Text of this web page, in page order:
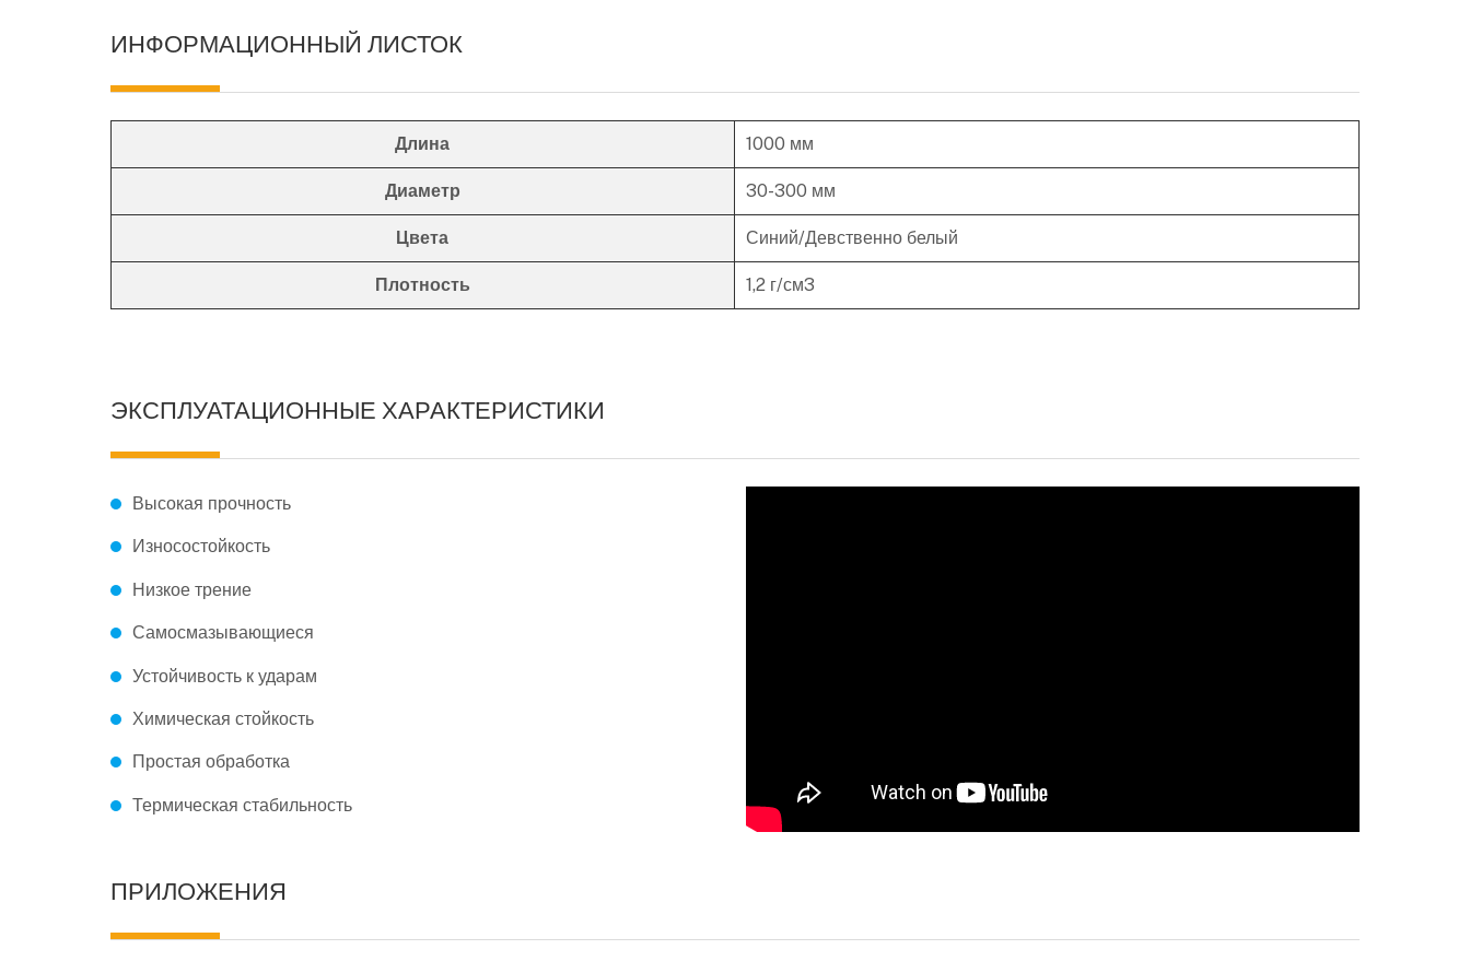
ИНФОРМАЦИОННЫЙ ЛИСТОК
Длина 1000 мм
Диаметр 30-300 мм
Цвета Синий/Девственно белый
Плотность 1,2 г/см3
ЭКСПЛУАТАЦИОННЫЕ ХАРАКТЕРИСТИКИ
Высокая прочность
Износостойкость
Низкое трение
Самосмазывающиеся
Устойчивость к ударам
Химическая стойкость
Простая обработка
Термическая стабильность
ПРИЛОЖЕНИЯ